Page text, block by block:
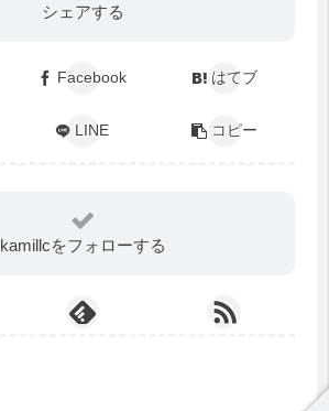
シェアする
Facebook はてブ
LINE コピー
kamillcをフォローする